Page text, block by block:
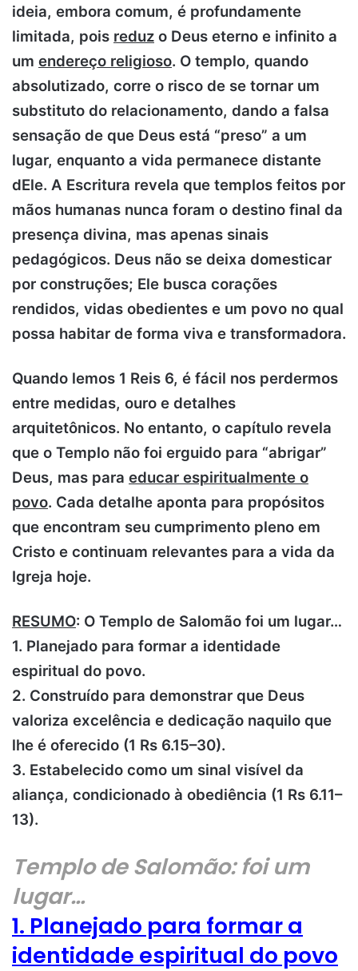
ideia, embora comum, é profundamente
limitada, pois reduz o Deus eterno e infinito a
um endereço religioso. O templo, quando
absolutizado, corre o risco de se tornar um
substituto do relacionamento, dando a falsa
sensação de que Deus está “preso” a um
lugar, enquanto a vida permanece distante
dEle. A Escritura revela que templos feitos por
mãos humanas nunca foram o destino final da
presença divina, mas apenas sinais
pedagógicos. Deus não se deixa domesticar
por construções; Ele busca corações
rendidos, vidas obedientes e um povo no qual
possa habitar de forma viva e transformadora.
Quando lemos 1 Reis 6, é fácil nos perdermos
entre medidas, ouro e detalhes
arquitetônicos. No entanto, o capítulo revela
que o Templo não foi erguido para “abrigar”
Deus, mas para educar espiritualmente o
povo. Cada detalhe aponta para propósitos
que encontram seu cumprimento pleno em
Cristo e continuam relevantes para a vida da
Igreja hoje.
RESUMO: O Templo de Salomão foi um lugar…
1. Planejado para formar a identidade
espiritual do povo.
2. Construído para demonstrar que Deus
valoriza excelência e dedicação naquilo que
lhe é oferecido (1 Rs 6.15–30).
3. Estabelecido como um sinal visível da
aliança, condicionado à obediência (1 Rs 6.11–
13).
Templo de Salomão: foi um
lugar…
1. Planejado para formar a
identidade espiritual do povo